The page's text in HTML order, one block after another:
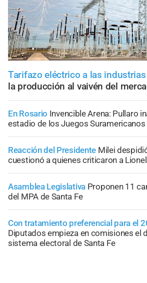
Tarifazo eléctrico a las industrias
la producción al vaivén del
En Rosario Invencible Arena: Pullaro
estadio de los Juegos
Reacción del Presidente Milei
cuestionó a quienes criticaron a
Asamblea Legislativa Proponen 11
del MPA de Santa Fe
Con tratamiento preferencial para el
Diputados empieza en comisiones el
sistema electoral de Santa Fe